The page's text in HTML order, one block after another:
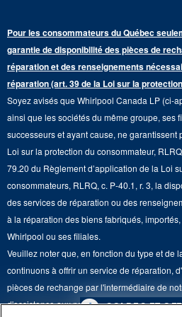
Programmes de service prolongé
Pièces de rechange
Aide sur les produits
Suivre ma commande
Services de livraison et d'installation
Retours et échanges
Accessibilité
Services d'abonnement
Résidents du Québec
Piédestaux de lessive
Qualité Commerciale
Duos de Lessive
Cuisinières
Fours muraux
Hottes
Fours à micro-ondes
Communiquez avec nous
Monsieur Maytag
Carrières
Whirlpool et Corporation
Whirlpool au Canada
Pour les consommateurs du Québec
garantie de disponibilité des pièces de
réparation et des renseignements
réparation (art. 39 de la Loi sur la
Soyez avisés que Whirlpool Canada LP (ci-
ainsi que les sociétés du même groupe, ses
successeurs et ayant cause, ne garantissent
Loi sur la protection du consommateur,
79.20 du Règlement d’application de la Loi
consommateurs, RLRQ, c. P-40.1, r. 3, la
des services de réparation ou des
à la réparation des biens fabriqués,
Whirlpool ou ses filiales.
Veuillez noter que, en fonction du type et de
continuons à offrir un service de réparation,
pièces de rechange par l'intermédiaire de
d'assistance aux propriétaires, sous réserve
4 SOLDES ET